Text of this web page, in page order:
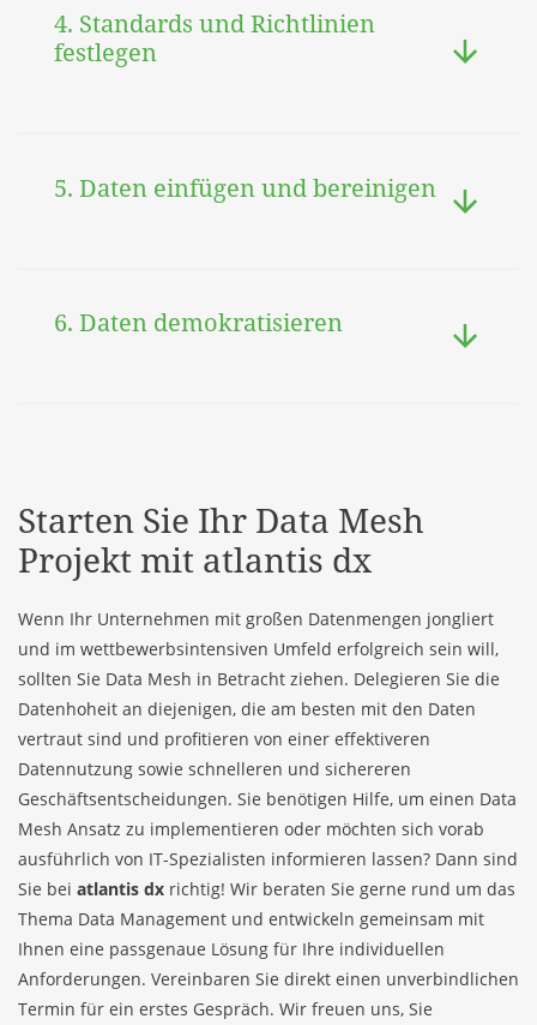
4. Standards und Richtlinien
festlegen
5. Daten einfügen und bereinigen
6. Daten demokratisieren
Starten Sie Ihr Data Mesh
Projekt mit atlantis dx
Wenn Ihr Unternehmen mit großen Datenmengen jongliert
und im wettbewerbsintensiven Umfeld erfolgreich sein will,
sollten Sie Data Mesh in Betracht ziehen. Delegieren Sie die
Datenhoheit an diejenigen, die am besten mit den Daten
vertraut sind und profitieren von einer effektiveren
Datennutzung sowie schnelleren und sichereren
Geschäftsentscheidungen. Sie benötigen Hilfe, um einen Data
Mesh Ansatz zu implementieren oder möchten sich vorab
ausführlich von IT-Spezialisten informieren lassen? Dann sind
Sie bei atlantis dx richtig! Wir beraten Sie gerne rund um das
Thema Data Management und entwickeln gemeinsam mit
Ihnen eine passgenaue Lösung für Ihre individuellen
Anforderungen. Vereinbaren Sie direkt einen unverbindlichen
Termin für ein erstes Gespräch. Wir freuen uns, Sie